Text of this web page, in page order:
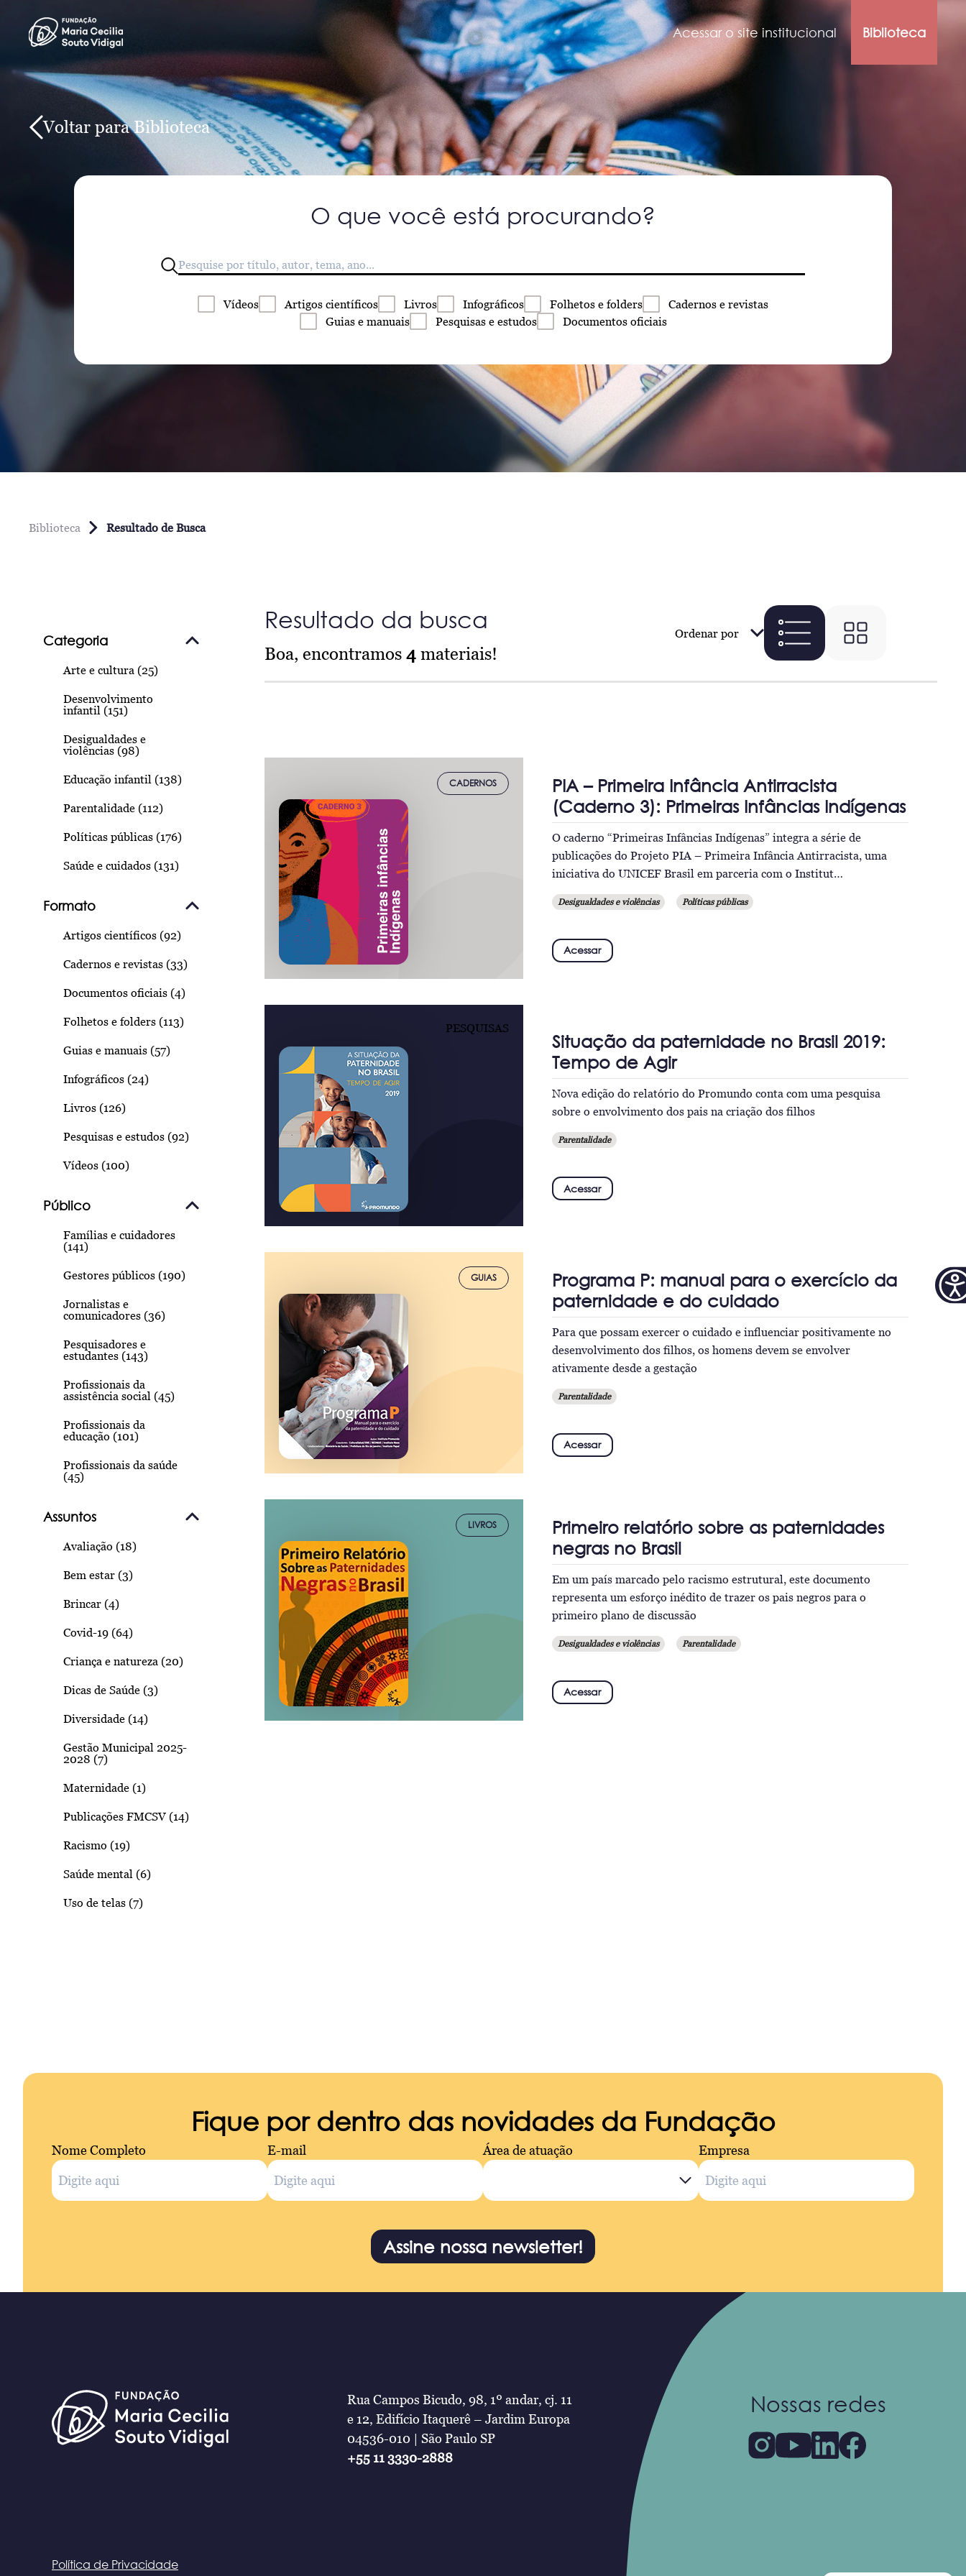
Acessar o site institucional Biblioteca
Voltar para Biblioteca
O que você está procurando?
Vídeos Artigos científicos Livros Infográficos Folhetos e folders Cadernos e revistas
Guias e manuais Pesquisas e estudos Documentos oficiais
Biblioteca Resultado de Busca
Categoria
Arte e cultura (25)
Desenvolvimento
infantil (151)
Desigualdades e
violências (98)
Educação infantil (138)
Parentalidade (112)
Políticas públicas (176)
Saúde e cuidados (131)
Formato
Artigos científicos (92)
Cadernos e revistas (33)
Documentos oficiais (4)
Folhetos e folders (113)
Guias e manuais (57)
Infográficos (24)
Livros (126)
Pesquisas e estudos (92)
Vídeos (100)
Público
Famílias e cuidadores
(141)
Gestores públicos (190)
Jornalistas e
comunicadores (36)
Pesquisadores e
estudantes (143)
Profissionais da
assistência social (45)
Profissionais da
educação (101)
Profissionais da saúde
(45)
Assuntos
Avaliação (18)
Bem estar (3)
Brincar (4)
Covid-19 (64)
Criança e natureza (20)
Dicas de Saúde (3)
Diversidade (14)
Gestão Municipal 2025-
2028 (7)
Maternidade (1)
Publicações FMCSV (14)
Racismo (19)
Saúde mental (6)
Uso de telas (7)
Resultado da busca
Boa, encontramos 4materiais!
Ordenar por
CADERNOS
PIA – Primeira Infância Antirracista
(Caderno 3): Primeiras Infâncias Indígenas
O caderno “Primeiras Infâncias Indígenas” integra a série de
publicações do Projeto PIA – Primeira Infância Antirracista, uma
iniciativa do UNICEF Brasil em parceria com o Institut…
Desigualdades e violências Políticas públicas
Acessar
PESQUISAS
Situação da paternidade no Brasil 2019:
Tempo de Agir
Nova edição do relatório do Promundo conta com uma pesquisa
sobre o envolvimento dos pais na criação dos filhos
Parentalidade
Acessar
GUIAS
Programa P: manual para o exercício da
paternidade e do cuidado
Para que possam exercer o cuidado e influenciar positivamente no
desenvolvimento dos filhos, os homens devem se envolver
ativamente desde a gestação
Parentalidade
Acessar
LIVROS
Primeiro relatório sobre as paternidades
negras no Brasil
Em um país marcado pelo racismo estrutural, este documento
representa um esforço inédito de trazer os pais negros para o
primeiro plano de discussão
Desigualdades e violências Parentalidade
Acessar
Fique por dentro das novidades da Fundação
Nome Completo E-mail Área de atuação Empresa
Assine nossa newsletter!
Rua Campos Bicudo, 98, 1º andar, cj. 11
e 12, Edifício Itaquerê – Jardim Europa
04536-010 | São Paulo SP
+55 11 3330-2888
Nossas redes
Política de Privacidade